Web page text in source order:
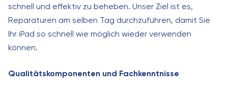
schnell und effektiv zu beheben. Unser Ziel ist es,
Reparaturen am selben Tag durchzuführen, damit Sie
Ihr iPad so schnell wie möglich wieder verwenden
können.
Qualitätskomponenten und Fachkenntnisse